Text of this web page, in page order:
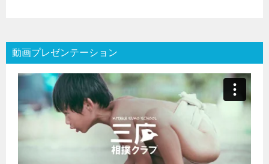
動画プレゼンテーション